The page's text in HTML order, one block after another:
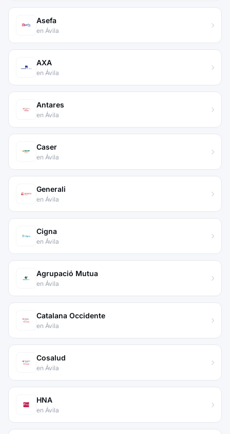
Asefa
en Ávila
AXA
en Ávila
Antares
en Ávila
Caser
en Ávila
Generali
en Ávila
Cigna
en Ávila
Agrupació Mutua
en Ávila
Catalana Occidente
en Ávila
Cosalud
en Ávila
HNA
en Ávila